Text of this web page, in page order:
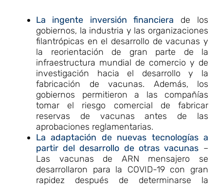
La ingente inversión financiera
de los
gobiernos, la industria y las organizaciones
filantrópicas en el desarrollo de vacunas y
la reorientación de gran parte de la
infraestructura mundial de comercio y de
investigación hacia el desarrollo y la
fabricación de vacunas. Además, los
gobiernos permitieron a las compañías
tomar el riesgo comercial de fabricar
reservas de vacunas antes de las
aprobaciones reglamentarias.
La adaptación de nuevas tecnologías a
partir del desarrollo de otras vacunas –
Las vacunas de ARN mensajero se
desarrollaron para la COVID-19 con gran
rapidez después de determinarse la